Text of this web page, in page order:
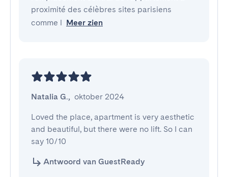
proximité des célèbres sites parisiens
comme l Meer zien
Natalia G., oktober 2024
Loved the place, apartment is very aesthetic
and beautiful, but there were no lift. So I can
say 10/10
Antwoord van GuestReady